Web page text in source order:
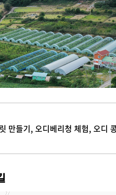
만들기, 오디베리청 체험, 오디